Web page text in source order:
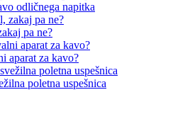
odličnega napitka
pa ne?
aparat za kavo?
poletna uspešnica